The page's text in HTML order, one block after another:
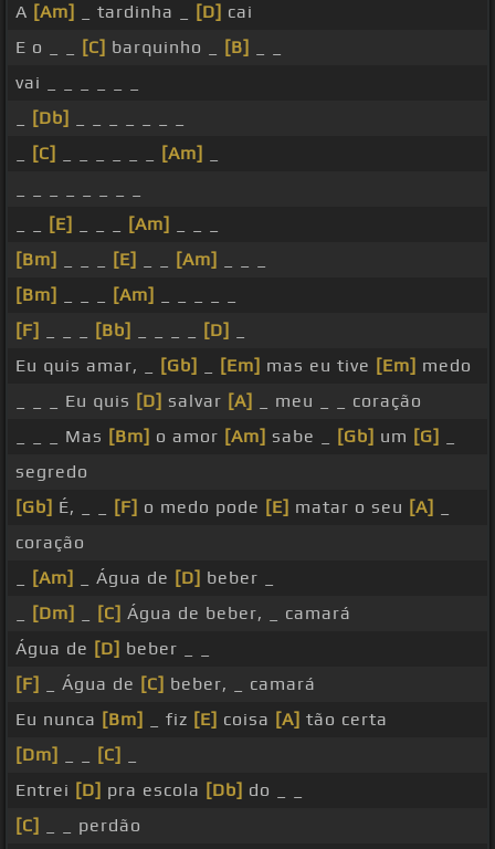
A [Am] _ tardinha _ [D] cai
E o _ _
[C] barquinho _ [B]
vai _ _ _ _ _ _
[Db]
[C] [Am]
[E] [Am]
[Bm]
[E] [Am]
[Bm]
[Am]
[F]
[Bb] [D]
Eu quis amar, _
[Gb] [Em] mas eu tive [Em] medo
_ _ _ Eu quis [D] salvar [A]
_ meu _ _ coração
_ _ _ Mas [Bm] o amor [Am] sabe _ [Gb] um [G]
segredo
[Gb] É, _ _ [F] o medo pode [E] matar o seu [A]
coração
[Am] _ Água de [D] beber _
[Dm] [C] Água de beber, _ camará
Água de [D] beber _ _
[F]
_ Água de [C] beber, _ camará
Eu nunca [Bm] _ fiz [E] coisa [A] tão certa
[Dm]
[C]
Entrei [D] pra escola [Db] do _ _
[C]
_ _ perdão